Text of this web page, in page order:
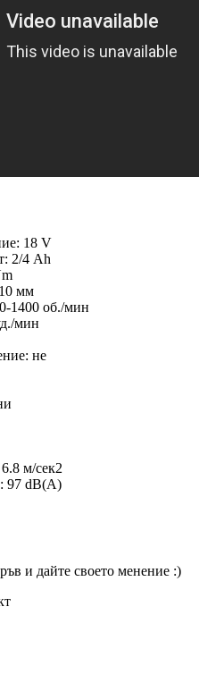
18 V
2/4 Ah
мм
1400 об./мин
мин
не
м/сек2
97 dB(A)
и дайте своето менение :)